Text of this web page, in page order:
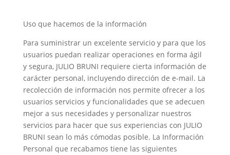
Uso que hacemos de la información
Para suministrar un excelente servicio y para que los
usuarios puedan realizar operaciones en forma ágil
y segura, JULIO BRUNI requiere cierta información de
carácter personal, incluyendo dirección de e-mail. La
recolección de información nos permite ofrecer a los
usuarios servicios y funcionalidades que se adecuen
mejor a sus necesidades y personalizar nuestros
servicios para hacer que sus experiencias con JULIO
BRUNI sean lo más cómodas posible. La Información
Personal que recabamos tiene las siguientes